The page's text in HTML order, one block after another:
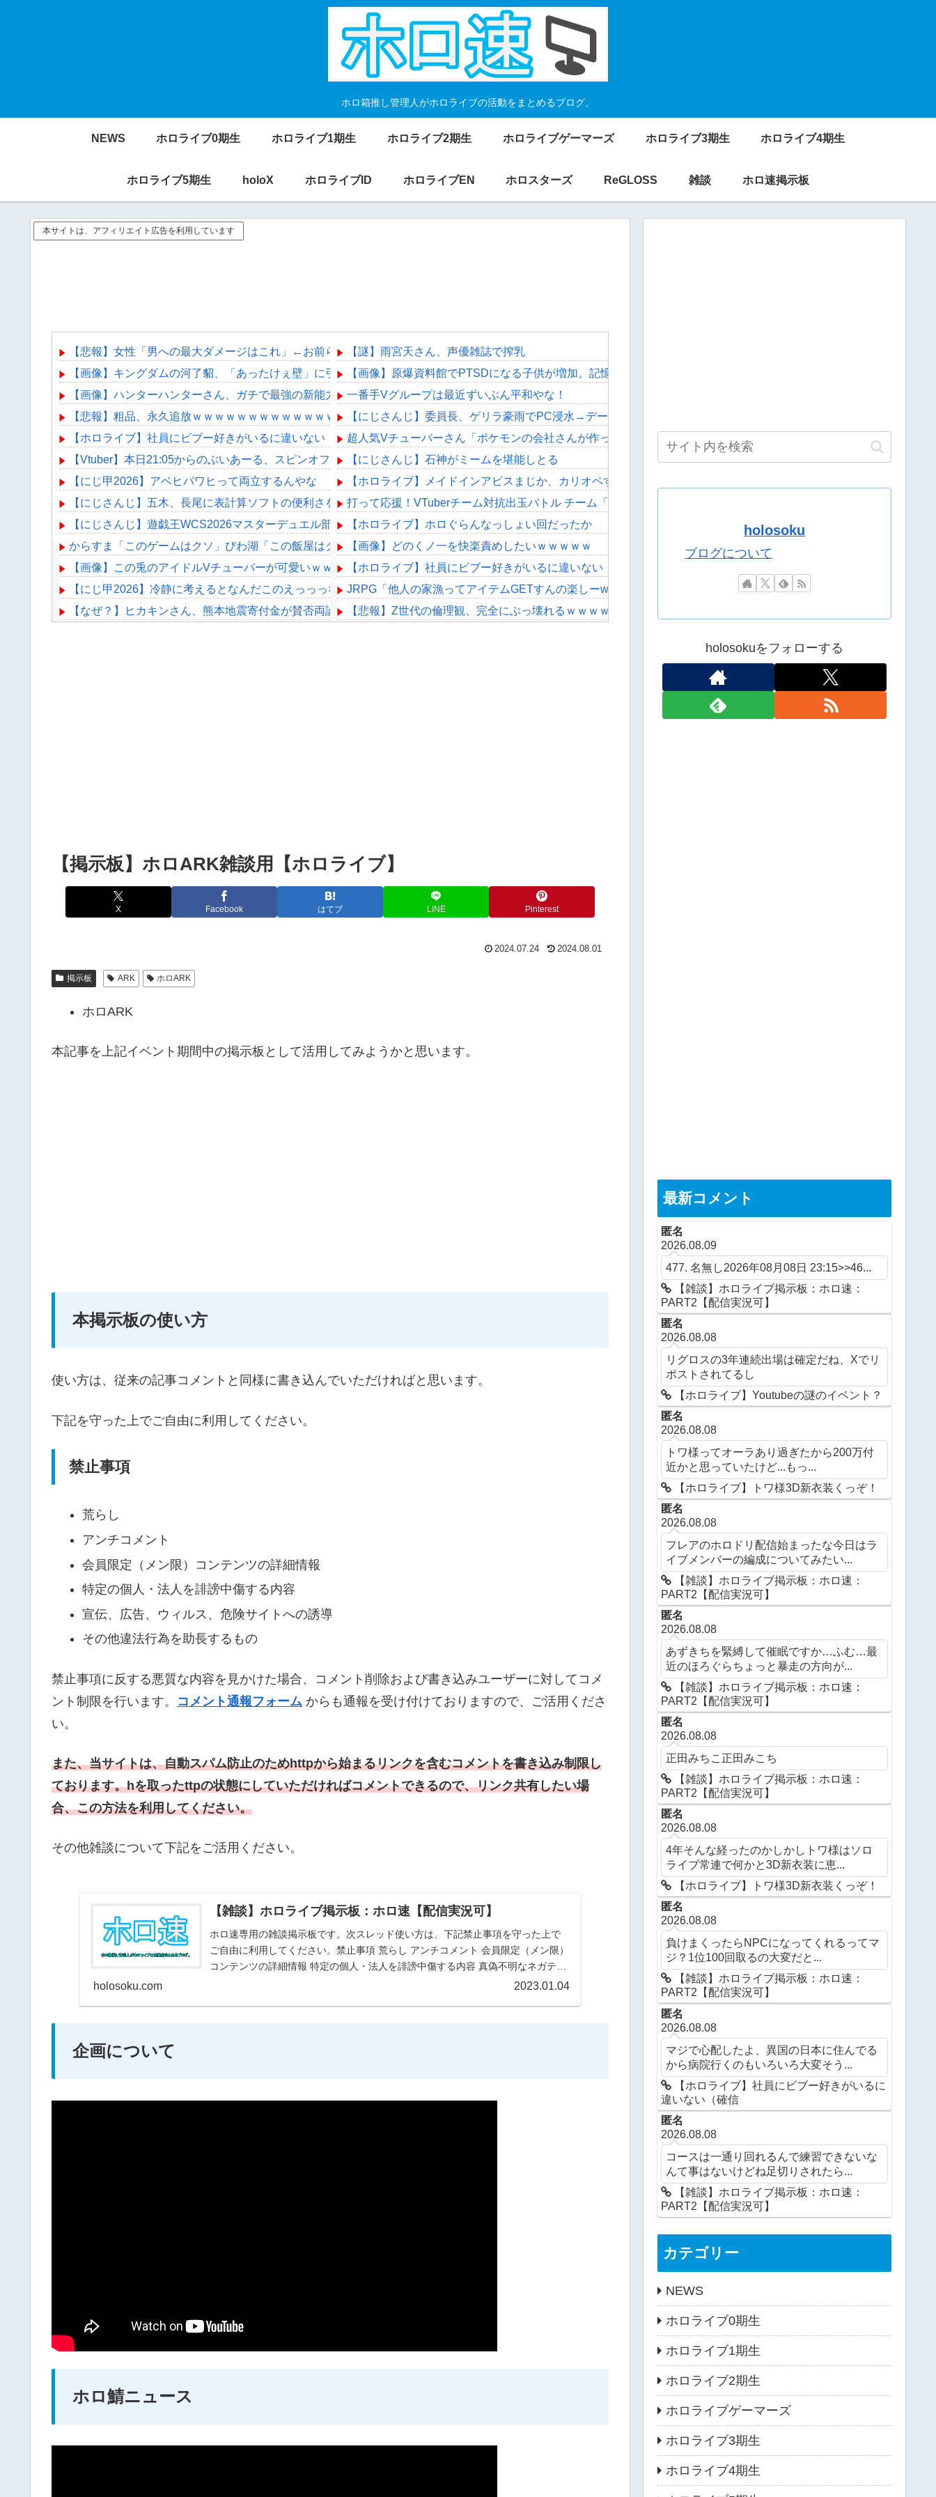
ホロ箱推し管理人がホロライブの活動をまとめるブログ。
NEWS ホロライブ0期生 ホロライブ1期生 ホロライブ2期生 ホロライブゲーマーズ ホロライブ3期生 ホロライブ4期生
ホロライブ5期生 holoX ホロライブID ホロライブEN ホロスターズ ReGLOSS 雑談 ホロ速掲示板
本サイトは、アフィリエイト広告を利用しています
【悲報】女性「男への最大ダメージはこれ」←お前ら耐えられる？
【画像】キングダムの河了貂、「あったけぇ壁」に引き続き更に味方をぶっ殺す作戦を実行する
【画像】ハンターハンターさん、ガチで最強の新能力を登場させてしまうｗｗｗｗｗｗｗ
【悲報】粗品、永久追放ｗｗｗｗｗｗｗｗｗｗｗｗｗｗｗ（証拠あり）
【ホロライブ】社員にビブー好きがいるに違いない（確信
【Vtuber】本日21:05からのぶいあーる、スピンオフ企画 真夏のホラーSP
【にじ甲2026】アベヒパワヒって両立するんやな
【にじさんじ】五木、長尾に表計算ソフトの便利さを理解らせる『エクセルに感動してるおじさん見てなんか感動する』
【にじさんじ】遊戯王WCS2026マスターデュエル部門、エキスパート実況＆にじさんじ実況の2配信を実施！【8/28(金)9:00～】
からすま「このゲームはクソ」びわ湖「この飯屋はクソ」ホッカイロレン「この映画はクソ」
【画像】この兎のアイドルVチューバーが可愛いｗｗｗｗｗｗｗｗｗｗ
【にじ甲2026】冷静に考えるとなんだこのえっっっな格好は…？
【なぜ？】ヒカキンさん、熊本地震寄付金が賛否両論か……
【謎】雨宮天さん、声優雑誌で搾乳
【画像】原爆資料館でPTSDになる子供が増加。記憶の継承が危ぶまれる事態に
一番手Vグループは最近ずいぶん平和やな！
【にじさんじ】委員長、ゲリラ豪雨でPC浸水→データ完全消失も「おもしろいかった
超人気Vチューバーさん「ポケモンの会社さんが作った新作ゲームやってみる！」
【にじさんじ】石神がミームを堪能しとる
【ホロライブ】メイドインアビスまじか、カリオペすげえな
打って応援！VTuberチーム対抗出玉バトル チーム「ペカ部」 本戦 1戦目【七星みりり/ルルン・ルルリカ】
【ホロライブ】ホロぐらんなっしょい回だったか
【画像】どのくノ一を快楽責めしたいｗｗｗｗｗ
【ホロライブ】社員にビブー好きがいるに違いない（確信
JRPG「他人の家漁ってアイテムGETすんの楽しーwwwww」→欧米で馬鹿にされてしまう
【悲報】Z世代の倫理観、完全にぶっ壊れるｗｗｗｗ
【掲示板】ホロARK雑談用【ホロライブ】
X Facebook はてブ LINE Pinterest
2024.07.24 2024.08.01
掲示板 ARK ホロARK
ホロARK
本記事を上記イベント期間中の掲示板として活用してみようかと思います。
本掲示板の使い方
使い方は、従来の記事コメントと同様に書き込んでいただければと思います。
下記を守った上でご自由に利用してください。
禁止事項
荒らし
アンチコメント
会員限定（メン限）コンテンツの詳細情報
特定の個人・法人を誹謗中傷する内容
宣伝、広告、ウィルス、危険サイトへの誘導
その他違法行為を助長するもの
禁止事項に反する悪質な内容を見かけた場合、コメント削除および書き込みユーザーに対してコメ
ント制限を行います。 コメント通報フォーム からも通報を受け付けておりますので、ご活用くださ
い。
また、当サイトは、自動スパム防止のためhttpから始まるリンクを含むコメントを書き込み制限し
ております。hを取ったttpの状態にしていただければコメントできるので、リンク共有したい場
合、この方法を利用してください。
その他雑談について下記をご活用ください。
【雑談】ホロライブ掲示板：ホロ速【配信実況可】
ホロ速専用の雑談掲示板です。次スレッド使い方は、下記禁止事項を守った上で
ご自由に利用してください。禁止事項 荒らし アンチコメント 会員限定（メン限）
コンテンツの詳細情報 特定の個人・法人を誹謗中傷する内容 真偽不明なネガティ
holosoku.com 2023.01.04
企画について
ホロ鯖ニュース
holosoku
ブログについて
holosokuをフォローする
最新コメント
匿名
2026.08.09
477. 名無し2026年08月08日 23:15>>46...
【雑談】ホロライブ掲示板：ホロ速：
PART2【配信実況可】
匿名
2026.08.08
リグロスの3年連続出場は確定だね、Xでリ
ポストされてるし
【ホロライブ】Youtubeの謎のイベント？
匿名
2026.08.08
トワ様ってオーラあり過ぎたから200万付
近かと思っていたけど...もっ...
【ホロライブ】トワ様3D新衣装くっぞ！
匿名
2026.08.08
フレアのホロドリ配信始まったな今日はラ
イブメンバーの編成についてみたい...
【雑談】ホロライブ掲示板：ホロ速：
PART2【配信実況可】
匿名
2026.08.08
あずきちを緊縛して催眠ですか…ふむ…最
近のほろぐらちょっと暴走の方向が...
【雑談】ホロライブ掲示板：ホロ速：
PART2【配信実況可】
匿名
2026.08.08
正田みちこ正田みこち
【雑談】ホロライブ掲示板：ホロ速：
PART2【配信実況可】
匿名
2026.08.08
4年そんな経ったのかしかしトワ様はソロ
ライブ常連で何かと3D新衣装に恵...
【ホロライブ】トワ様3D新衣装くっぞ！
匿名
2026.08.08
負けまくったらNPCになってくれるってマ
ジ？1位100回取るの大変だと...
【雑談】ホロライブ掲示板：ホロ速：
PART2【配信実況可】
匿名
2026.08.08
マジで心配したよ、異国の日本に住んでる
から病院行くのもいろいろ大変そう...
【ホロライブ】社員にビブー好きがいるに
違いない（確信
匿名
2026.08.08
コースは一通り回れるんで練習できないな
んて事はないけどね足切りされたら...
【雑談】ホロライブ掲示板：ホロ速：
PART2【配信実況可】
カテゴリー
NEWS
ホロライブ0期生
ホロライブ1期生
ホロライブ2期生
ホロライブゲーマーズ
ホロライブ3期生
ホロライブ4期生